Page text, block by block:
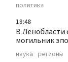
политика
18:48
В
могильник
наука регионы